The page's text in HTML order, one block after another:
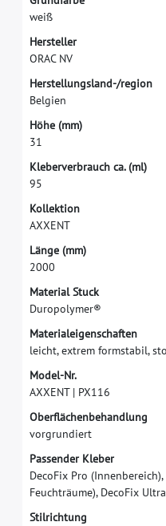
weiß
Hersteller
ORAC NV
Herstellungsland-/region
Belgien
Höhe (mm)
31
Kleberverbrauch ca. (ml)
95
Kollektion
AXXENT
Länge (mm)
2000
Material Stuck
Duropolymer®
Materialeigenschaften
leicht, extrem formstabil, st
Model-Nr.
AXXENT | PX116
Oberfächenbehandlung
vorgrundiert
Passender Kleber
DecoFix Pro (Innenbereich),
Feuchträume), DecoFix Ultra
Stilrichtung